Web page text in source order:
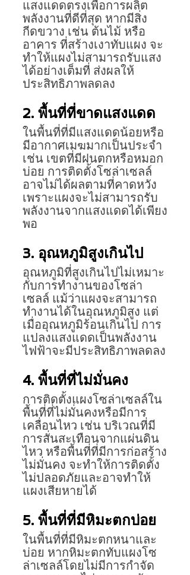
แสงแดดตรงเพื่อการผลิต
พลังงานที่ดีที่สุด หากมีสิ่ง
กีดขวาง เช่น ต้นไม้ หรือ
อาคาร ที่สร้างเงาทับแผง จะ
ทำให้แผงไม่สามารถรับแสง
ได้อย่างเต็มที่ ส่งผลให้
ประสิทธิภาพลดลง
2. พื้นที่ที่ขาดแสงแดด
ในพื้นที่ที่มีแสงแดดน้อยหรือ
มีอากาศเมฆมากเป็นประจำ
เช่น เขตที่มีฝนตกหรือหมอก
บ่อย การติดตั้งโซล่าเซลล์
อาจไม่ได้ผลตามที่คาดหวัง
เพราะแผงจะไม่สามารถรับ
พลังงานจากแสงแดดได้เพียง
พอ
3. อุณหภูมิสูงเกินไป
อุณหภูมิที่สูงเกินไปไม่เหมาะ
กับการทำงานของโซล่า
เซลล์ แม้ว่าแผงจะสามารถ
ทำงานได้ในอุณหภูมิสูง แต่
เมื่ออุณหภูมิร้อนเกินไป การ
แปลงแสงแดดเป็นพลังงาน
ไฟฟ้าจะมีประสิทธิภาพลดลง
4. พื้นที่ที่ไม่มั่นคง
การติดตั้งแผงโซล่าเซลล์ใน
พื้นที่ที่ไม่มั่นคงหรือมีการ
เคลื่อนไหว เช่น บริเวณที่มี
การสั่นสะเทือนจากแผ่นดิน
ไหว หรือพื้นที่ที่มีการก่อสร้าง
ไม่มั่นคง จะทำให้การติดตั้ง
ไม่ปลอดภัยและอาจทำให้
แผงเสียหายได้
5. พื้นที่ที่มีหิมะตกบ่อย
ในพื้นที่ที่มีหิมะตกหนาและ
บ่อย หากหิมะตกทับแผงโซ
ล่าเซลล์โดยไม่มีการกำจัด